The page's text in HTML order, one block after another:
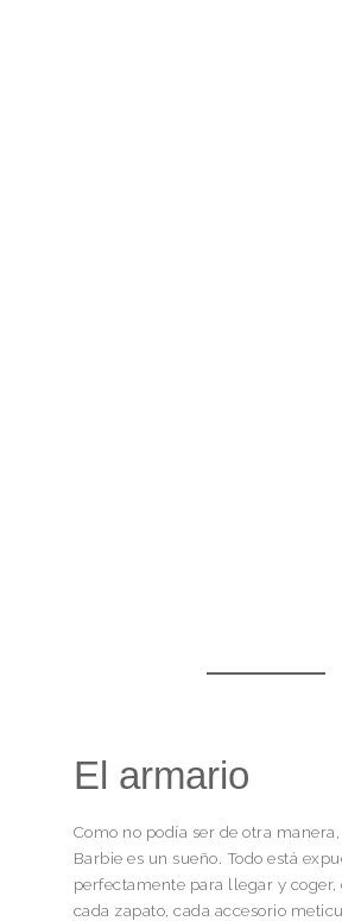
El armario
Como no podía ser de otra
Barbie es un sueño. Todo está
perfectamente para llegar y coger,
cada zapato, cada accesorio